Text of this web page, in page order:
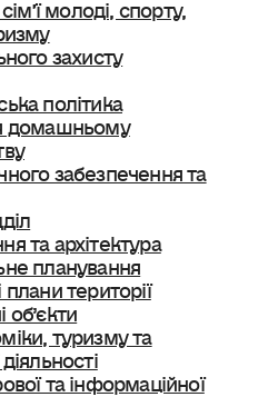
захисту
політика
домашньому
забезпечення та
та архітектура
планування
території
туризму та
та інформаційної